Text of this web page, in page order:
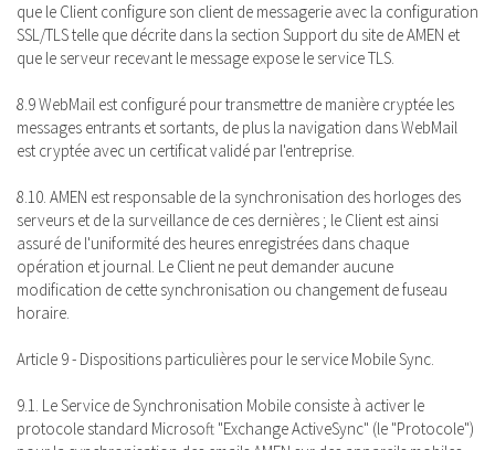
que le Client configure son client de messagerie avec la configuration
SSL/TLS telle que décrite dans la section Support du site de AMEN et
que le serveur recevant le message expose le service TLS.
8.9 WebMail est configuré pour transmettre de manière cryptée les
messages entrants et sortants, de plus la navigation dans WebMail
est cryptée avec un certificat validé par l'entreprise.
8.10. AMEN est responsable de la synchronisation des horloges des
serveurs et de la surveillance de ces dernières ; le Client est ainsi
assuré de l'uniformité des heures enregistrées dans chaque
opération et journal. Le Client ne peut demander aucune
modification de cette synchronisation ou changement de fuseau
horaire.
Article 9 - Dispositions particulières pour le service Mobile Sync.
9.1. Le Service de Synchronisation Mobile consiste à activer le
protocole standard Microsoft "Exchange ActiveSync" (le "Protocole")